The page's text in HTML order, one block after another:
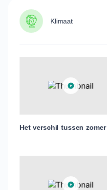
Klimaat
Het verschil tussen